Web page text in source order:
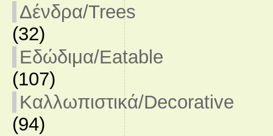
Δένδρα/Trees
(32)
Εδώδιμα/Eatable
(107)
Καλλωπιστικά/Decorative
(94)